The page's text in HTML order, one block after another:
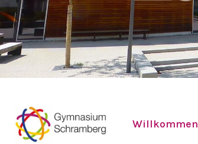
Willkommen